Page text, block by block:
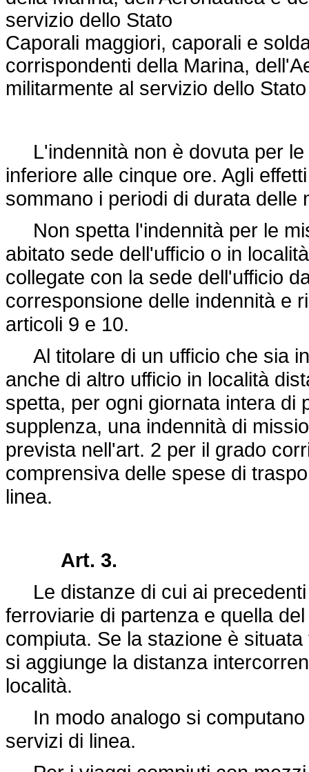
servizio dello Stato
Caporali maggiori, caporali e
corrispondenti della Marina,
militarmente al servizio dello Stato
L'indennità non è dovuta per le
inferiore alle cinque ore. Agli
sommano i periodi di durata delle
Non spetta l'indennità per le
abitato sede dell'ufficio o in
collegate con la sede dell'ufficio
corresponsione delle indennità e
articoli 9 e 10.
Al titolare di un ufficio che sia
anche di altro ufficio in località
spetta, per ogni giornata intera di
supplenza, una indennità di
prevista nell'art. 2 per il grado
comprensiva delle spese di
linea.
Art. 3.
Le distanze di cui ai precedenti
ferroviarie di partenza e quella
compiuta. Se la stazione è
si aggiunge la distanza
località.
In modo analogo si computano
servizi di linea.